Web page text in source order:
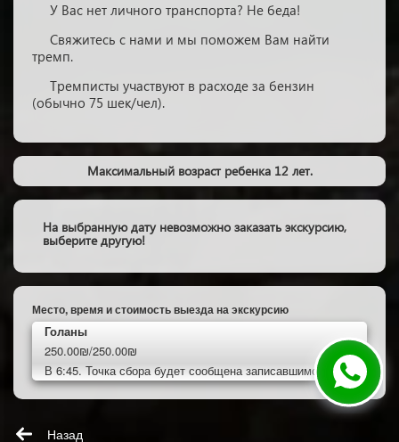
У Вас нет личного транспорта? Не беда!
Свяжитесь с нами и мы поможем Вам найти
тремп.
Тремписты участвуют в расходе за бензин
(обычно 75 шек/чел).
Максимальный возраст ребенка 12 лет.
На выбранную дату невозможно заказать экскурсию,
выберите другую!
Место, время и стоимость выезда на экскурсию
Голаны
250.00₪/250.00₪
В 6:45. Точка сбора будет сообщена записавшимся.
Назад